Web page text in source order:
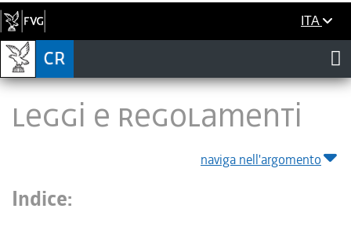
ITA
LEGGI E REGOLAMENTI
naviga nell'argomento
Indice: